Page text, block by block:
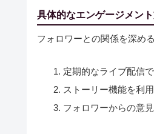
具体的なエンゲージメン
フォロワーとの関係を深め
定期的なライブ配信
ストーリー機能を利
フォロワーからの意